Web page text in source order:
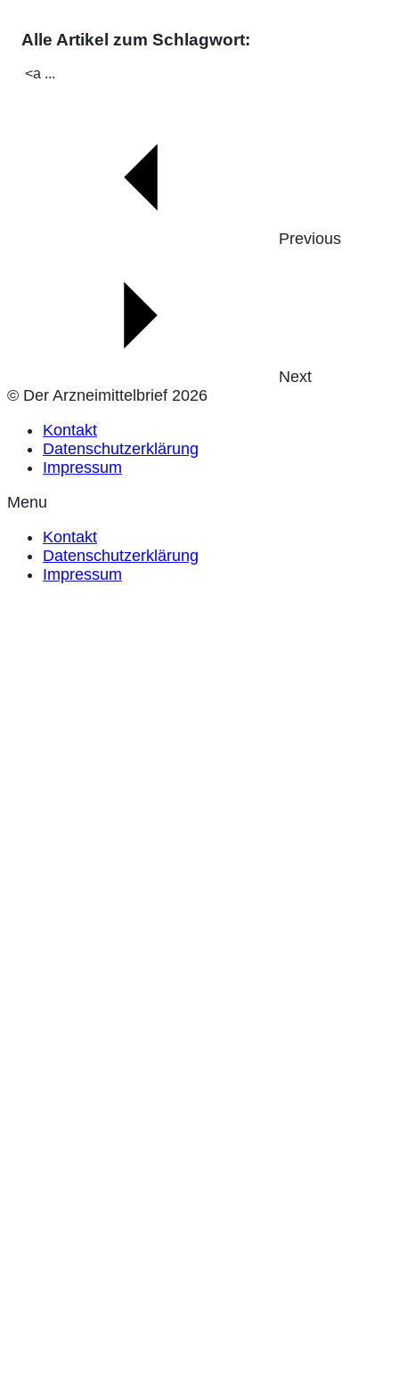
Alle Artikel zum Schlagwort:
<a ...
Previous
Next
© Der Arzneimittelbrief 2026
Kontakt
Datenschutzerklärung
Impressum
Menu
Kontakt
Datenschutzerklärung
Impressum